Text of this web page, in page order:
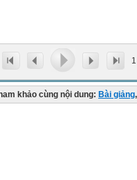
1
khảo cùng nội dung: Bài giảng,